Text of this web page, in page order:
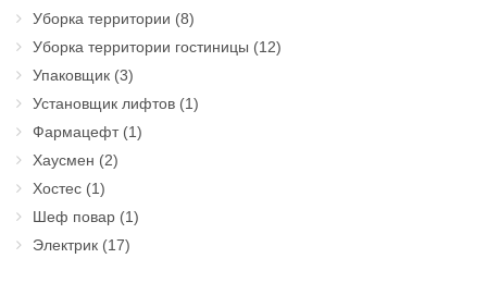
Уборка территории (8)
Уборка территории гостиницы (12)
Упаковщик (3)
Установщик лифтов (1)
Фармацефт(1)
Хаусмен (2)
Хостес (1)
Шеф повар (1)
Электрик (17)